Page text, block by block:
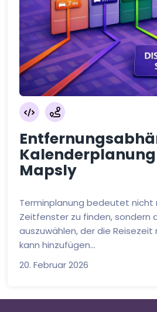
Mapsly
Terminplanung bedeutet nicht
Zeitfenster zu finden, sondern
auszuwählen, der die Reisezeit
kann hinzufügen...
20. Februar 2026